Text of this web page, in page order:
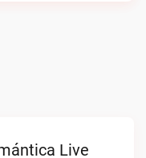
Live